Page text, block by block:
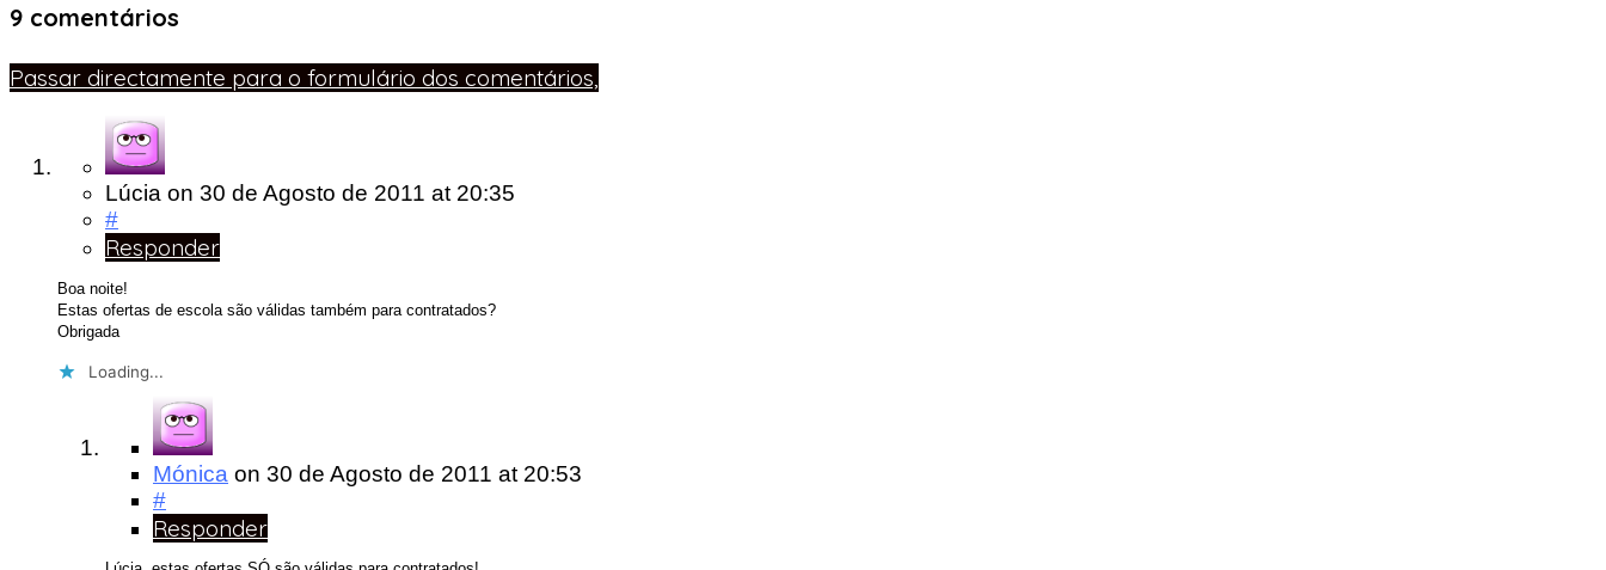
9 comentários
Passar directamente para o formulário dos comentários,
Lúcia on 30 de Agosto de 2011 at 20:35
#
Responder
Boa noite!
Estas ofertas de escola são válidas também para contratados?
Obrigada
Loading...
Mónica on 30 de Agosto de 2011 at 20:53
#
Responder